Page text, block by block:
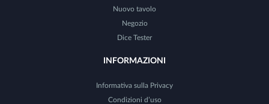
Nuovo tavolo
Negozio
Dice Tester
INFORMAZIONI
Informativa sulla Privacy
Condizioni d’uso